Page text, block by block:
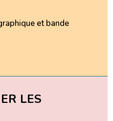
et bande
LES